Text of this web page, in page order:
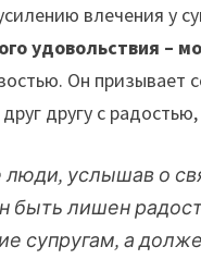
влечения у
удовольствия –
Он призывает
другу с
услышав о
быть лишен
супругам, а